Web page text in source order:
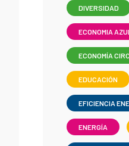
DIVERSIDAD
ECONOMIA
ECONOMÍA
EDUCACIÓN
EFICIENCIA
ENERGÍA